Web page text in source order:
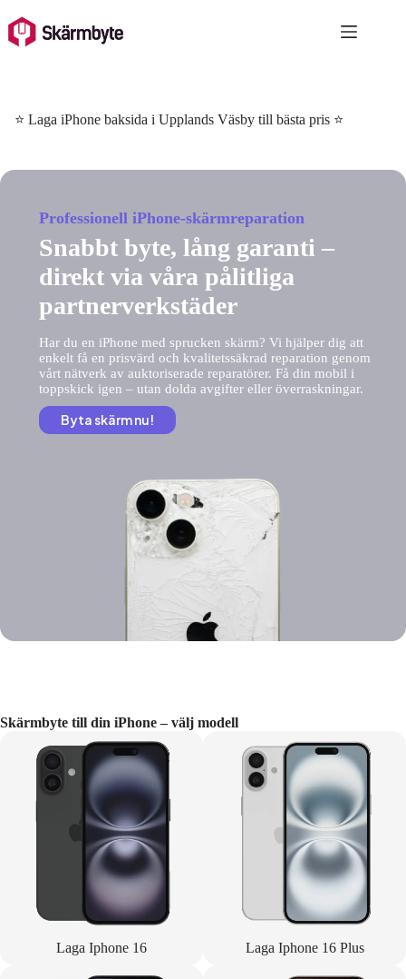
to
content
⭐ Laga iPhone baksida i Upplands Väsby till bästa pris ⭐
Professionell iPhone-skärmreparation
Snabbt byte, lång garanti –
direkt via våra pålitliga
partnerverkstäder
Har du en iPhone med sprucken skärm? Vi hjälper dig att
enkelt få en prisvärd och kvalitetssäkrad reparation genom
vårt nätverk av auktoriserade reparatörer. Få din mobil i
toppskick igen – utan dolda avgifter eller överraskningar.
Byta skärm nu!
Skärmbyte till din iPhone – välj modell
Laga Iphone 16 Laga Iphone 16 Plus